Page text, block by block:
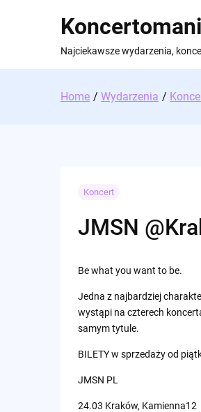
Najciekawsze wydarzenia,
Home Wydarzenia
Koncert
JMSN
Be what you want to be.
Jedna z najbardziej
wystąpi na czterech
samym tytule.
BILETY w sprzedaży od
JMSN PL
24.03 Kraków, Kamienna12